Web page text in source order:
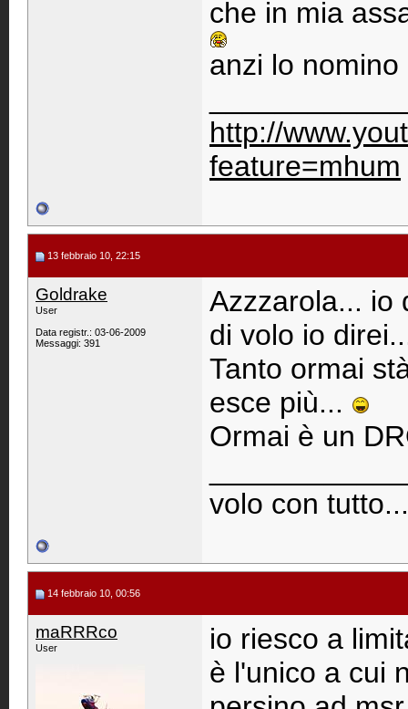
che in mia
anzi lo
http://
feature=mhum
13 febbraio 10, 22:15
Goldrake
User
Data registr.: 03-06-2009
Messaggi: 391
Azzzarola... io
di volo io
Tanto ormai
esce più...
Ormai è un
volo con
14 febbraio 10, 00:56
maRRRco
User
io riesco a
è l'unico a cui